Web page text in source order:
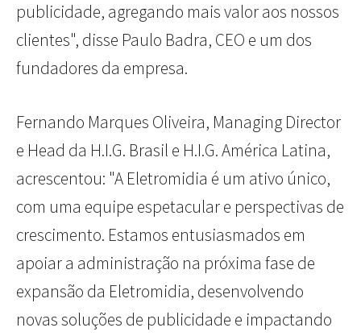
publicidade, agregando mais valor aos nossos
clientes", disse Paulo Badra, CEO e um dos
fundadores da empresa.
Fernando Marques Oliveira, Managing Director
e Head da H.I.G. Brasil e H.I.G. América Latina,
acrescentou: "A Eletromidia é um ativo único,
com uma equipe espetacular e perspectivas de
crescimento. Estamos entusiasmados em
apoiar a administração na próxima fase de
expansão da Eletromidia, desenvolvendo
novas soluções de publicidade e impactando